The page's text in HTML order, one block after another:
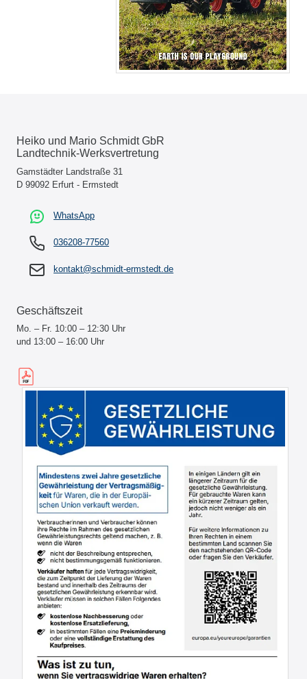
Heiko und Mario Schmidt GbR
Landtechnik-Werksvertretung
Gamstädter Landstraße 31
D 99092 Erfurt - Ermstedt
WhatsApp
036208-77560
kontakt@schmidt-ermstedt.de
Geschäftszeit
Mo. – Fr. 10:00 – 12:30 Uhr
und 13:00 – 16:00 Uhr